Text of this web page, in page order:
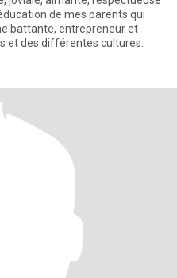
de mes parents qui
battante, entrepreneur et
et des différentes cultures.